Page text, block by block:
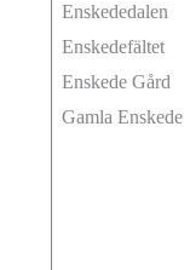
Enskededalen
Enskedefältet
Enskede Gård
Gamla Enskede